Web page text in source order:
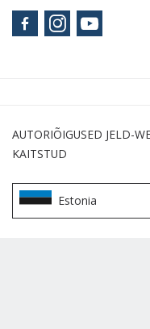
AUTORIÕIGUSED JELD-
KAITSTUD
Estonia